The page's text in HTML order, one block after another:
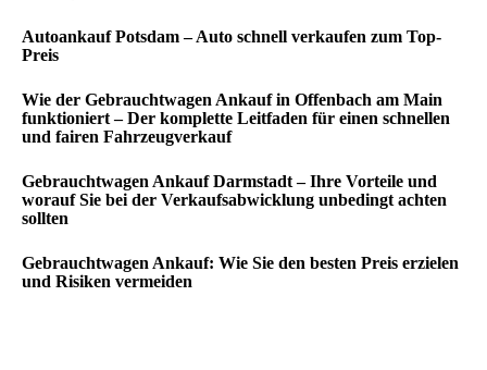
Autoankauf Potsdam – Auto schnell verkaufen zum Top-
Preis
Wie der Gebrauchtwagen Ankauf in Offenbach am Main
funktioniert – Der komplette Leitfaden für einen schnellen
und fairen Fahrzeugverkauf
Gebrauchtwagen Ankauf Darmstadt – Ihre Vorteile und
worauf Sie bei der Verkaufsabwicklung unbedingt achten
sollten
Gebrauchtwagen Ankauf: Wie Sie den besten Preis erzielen
und Risiken vermeiden